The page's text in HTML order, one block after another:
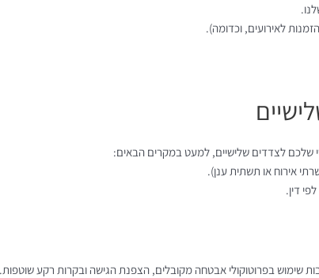
לאירועים, וכדומה).
שלכם לצדדים שלישיים, למעט במקרים הבאים:
אירוח או תשתית ענן).
דין.
שימוש בפרוטוקולי אבטחה מקובלים, הצפנת הגישה ובקרות רקע